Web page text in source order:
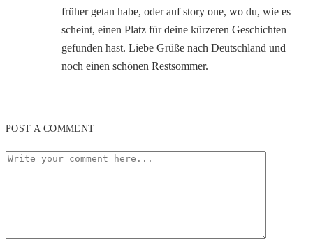
früher getan habe, oder auf story one, wo du, wie es
scheint, einen Platz für deine kürzeren Geschichten
gefunden hast. Liebe Grüße nach Deutschland und
noch einen schönen Restsommer.
POST A COMMENT